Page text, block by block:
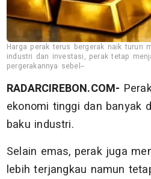
Harga perak terus bergerak naik turun
industri dan investasi, perak tetap
pergerakannya sebel--
RADARCIREBON.COM-
ekonomi tinggi dan banyak
baku industri.
Selain emas, perak juga
lebih terjangkau namun